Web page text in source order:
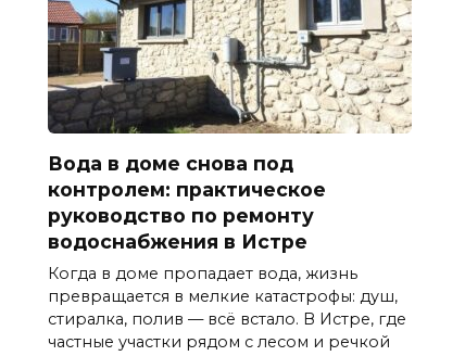
Вода в доме снова под
контролем: практическое
руководство по ремонту
водоснабжения в Истре
Когда в доме пропадает вода, жизнь
превращается в мелкие катастрофы: душ,
стиралка, полив — всё встало. В Истре, где
частные участки рядом с лесом и речкой